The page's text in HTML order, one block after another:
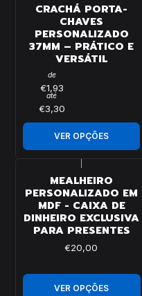
CRACHÁ PORTA-
CHAVES
PERSONALIZADO
37MM – PRÁTICO E
VERSÁTIL
de
€1,93
até
€3,30
VER OPÇÕES
MEALHEIRO
PERSONALIZADO EM
MDF - CAIXA DE
DINHEIRO EXCLUSIVA
PARA PRESENTES
€20,00
VER OPÇÕES